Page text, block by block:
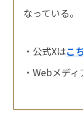
なっている。
・公式Xはこ
・Webメデ